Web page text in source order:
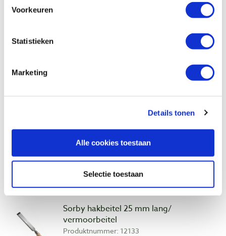
Voorkeuren
Statistieken
Marketing
Details tonen
Alle cookies toestaan
Selectie toestaan
brengt!
Veritas beitelslijphulpstuk MK II voor
€ 61,03 ohne MwSt
Auf Lager
Vergleich
Sorby hakbeitel 25 mm lang/
vermoorbeitel
Produktnummer: 12133